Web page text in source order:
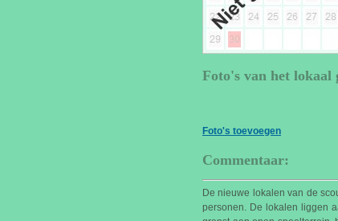
Foto's van het lokaal
Foto's toevoegen
Commentaar:
De nieuwe lokalen van de
personen. De lokalen liggen